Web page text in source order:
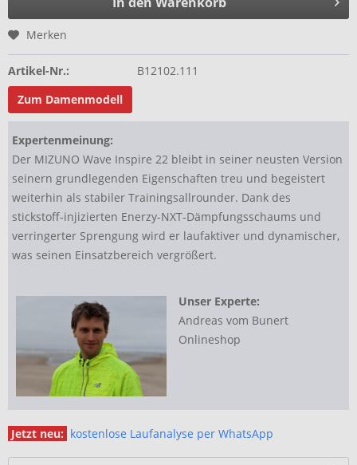
Merken
Artikel-Nr.:
B12102.111
Zum Damenmodell
Expertenmeinung:
Der MIZUNO Wave Inspire 22 bleibt in seiner neusten Version
seinern grundlegenden Eigenschaften treu und begeistert
weiterhin als stabiler Trainingsallrounder. Dank des
stickstoff-injizierten Enerzy-NXT-Dämpfungsschaums und
verringerter Sprengung wird er laufaktiver und dynamischer,
was seinen Einsatzbereich vergrößert.
Unser Experte:
Andreas vom Bunert
Onlineshop
Jetzt neu: kostenlose Laufanalyse per WhatsApp